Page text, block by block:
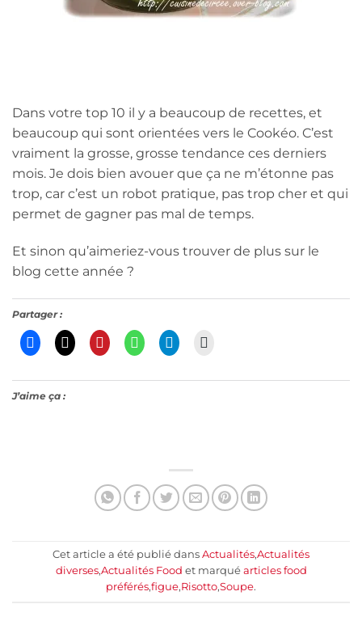
Dans votre top 10 il y a beaucoup de recettes, et
beaucoup qui sont orientées vers le Cookéo. C’est
vraiment la grosse, grosse tendance ces derniers
mois. Je dois bien avouer que ça ne m’étonne pas
trop, car c’est un robot pratique, pas trop cher et qui
permet de gagner pas mal de temps.
Et sinon qu’aimeriez-vous trouver de plus sur le
blog cette année ?
Partager :
J’aime ça :
Cet article a été publié dans Actualités,Actualités
diverses,Actualités Food et marqué articles food
préférés,figue,Risotto,Soupe.